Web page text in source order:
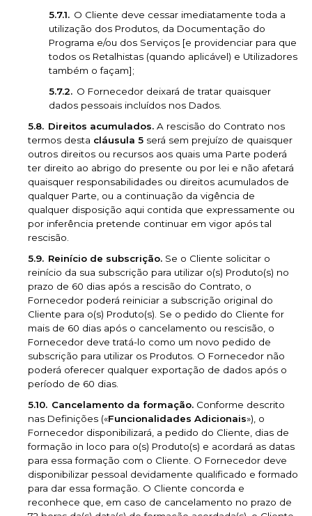
O Cliente deve cessar imediatamente toda a
utilização dos Produtos, da Documentação do
Programa e/ou dos Serviços [e providenciar para que
todos os Retalhistas (quando aplicável) e Utilizadores
também o façam];
O Fornecedor deixará de tratar quaisquer
dados pessoais incluídos nos Dados.
Direitos acumulados. A rescisão do Contrato nos
termos desta cláusula 5 será sem prejuízo de quaisquer
outros direitos ou recursos aos quais uma Parte poderá
ter direito ao abrigo do presente ou por lei e não afetará
quaisquer responsabilidades ou direitos acumulados de
qualquer Parte, ou a continuação da vigência de
qualquer disposição aqui contida que expressamente ou
por inferência pretende continuar em vigor após tal
rescisão.
Reinício de subscrição. Se o Cliente solicitar o
reinício da sua subscrição para utilizar o(s) Produto(s) no
prazo de 60 dias após a rescisão do Contrato, o
Fornecedor poderá reiniciar a subscrição original do
Cliente para o(s) Produto(s). Se o pedido do Cliente for
mais de 60 dias após o cancelamento ou rescisão, o
Fornecedor deve tratá-lo como um novo pedido de
subscrição para utilizar os Produtos. O Fornecedor não
poderá oferecer qualquer exportação de dados após o
período de 60 dias.
Cancelamento da formação. Conforme descrito
nas Definições («Funcionalidades Adicionais»), o
Fornecedor disponibilizará, a pedido do Cliente, dias de
formação in loco para o(s) Produto(s) e acordará as datas
para essa formação com o Cliente. O Fornecedor deve
disponibilizar pessoal devidamente qualificado e formado
para dar essa formação. O Cliente concorda e
reconhece que, em caso de cancelamento no prazo de